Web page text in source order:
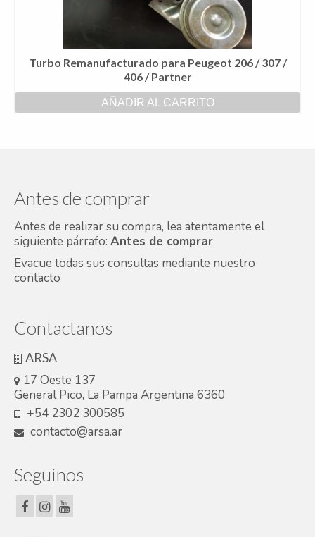
Turbo Remanufacturado para Peugeot 206 / 307 /
406 / Partner
AÑADIR AL CARRITO
Antes de comprar
Antes de realizar su compra, lea atentamente el
siguiente párrafo: Antes de comprar
Evacue todas sus consultas mediante nuestro
contacto
Contactanos
ARSA
17 Oeste 137
General Pico, La Pampa Argentina 6360
+54 2302 300585
contacto@arsa.ar
Seguinos